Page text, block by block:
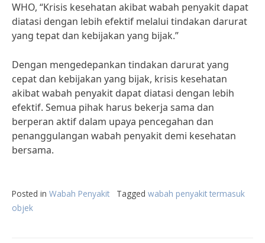
WHO, “Krisis kesehatan akibat wabah penyakit dapat
diatasi dengan lebih efektif melalui tindakan darurat
yang tepat dan kebijakan yang bijak.”
Dengan mengedepankan tindakan darurat yang
cepat dan kebijakan yang bijak, krisis kesehatan
akibat wabah penyakit dapat diatasi dengan lebih
efektif. Semua pihak harus bekerja sama dan
berperan aktif dalam upaya pencegahan dan
penanggulangan wabah penyakit demi kesehatan
bersama.
Posted in Wabah Penyakit Tagged wabah penyakit termasuk
objek